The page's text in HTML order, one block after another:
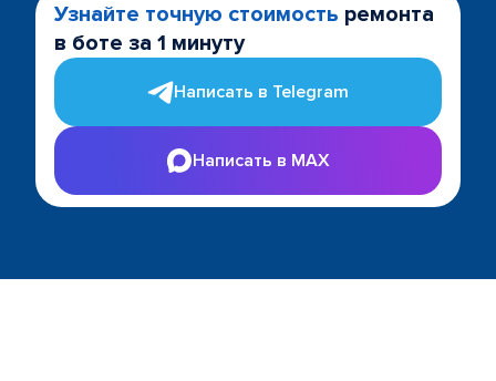
Узнайте точную стоимость ремонта
в боте за 1 минуту
Написать в Telegram
Написать в MAX